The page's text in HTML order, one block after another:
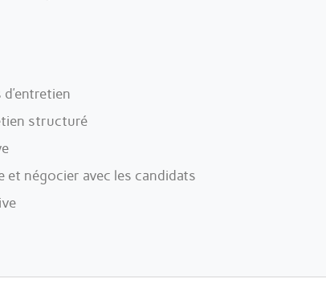
structuré
et négocier avec les candidats